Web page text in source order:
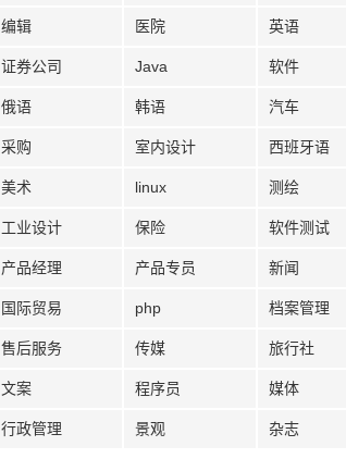
编辑 医院 英语
证券公司 Java 软件
俄语 韩语 汽车
采购 室内设计 西班牙语
美术 linux 测绘
工业设计 保险 软件测试
产品经理 产品专员 新闻
国际贸易 php 档案管理
售后服务 传媒 旅行社
文案 程序员 媒体
行政管理 景观 杂志